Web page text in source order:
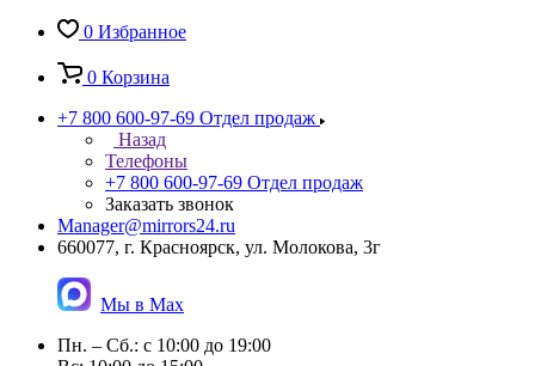
0 Избранное
0 Корзина
+7 800 600-97-69 Отдел продаж
Назад
Телефоны
+7 800 600-97-69 Отдел продаж
Заказать звонок
Manager@mirrors24.ru
660077, г. Красноярск, ул. Молокова, 3г
Мы в Max
Пн. – Сб.: с 10:00 до 19:00